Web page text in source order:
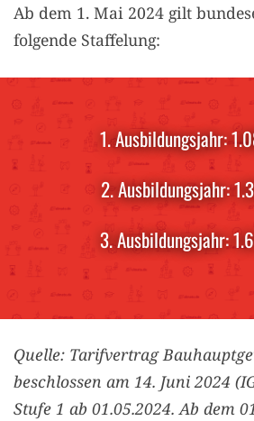
Ab dem 1. Mai 2024 gilt
folgende Staffelung:
1. Ausbildungsjahr:
2. Ausbildungsjahr:
3. Ausbildungsjahr:
Quelle: Tarifvertrag
beschlossen am 14. Juni 2024
Stufe 1 ab 01.05.2024. Ab dem